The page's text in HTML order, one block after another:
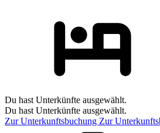
Du hast Unterkünfte ausgewählt.
Du hast Unterkünfte ausgewählt.
Zur Unterkunftsbuchung Zur